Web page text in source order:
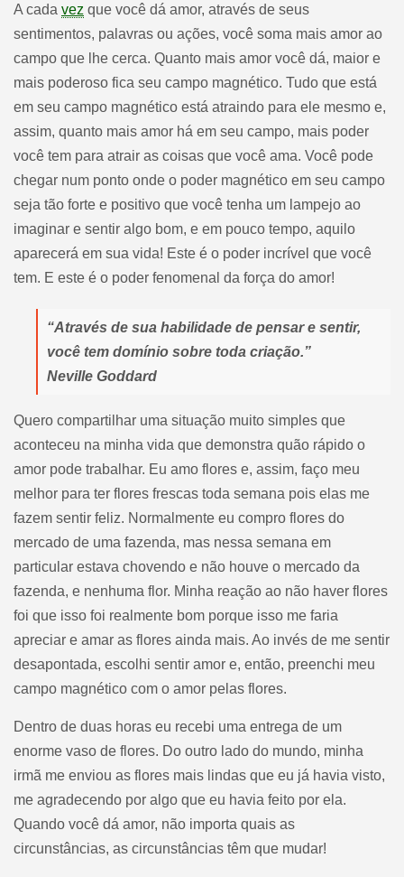
A cada vez que você dá amor, através de seus
sentimentos, palavras ou ações, você soma mais amor ao
campo que lhe cerca. Quanto mais amor você dá, maior e
mais poderoso fica seu campo magnético. Tudo que está
em seu campo magnético está atraindo para ele mesmo e,
assim, quanto mais amor há em seu campo, mais poder
você tem para atrair as coisas que você ama. Você pode
chegar num ponto onde o poder magnético em seu campo
seja tão forte e positivo que você tenha um lampejo ao
imaginar e sentir algo bom, e em pouco tempo, aquilo
aparecerá em sua vida! Este é o poder incrível que você
tem. E este é o poder fenomenal da força do amor!
“Através de sua habilidade de pensar e sentir,
você tem domínio sobre toda criação.”
Neville Goddard
Quero compartilhar uma situação muito simples que
aconteceu na minha vida que demonstra quão rápido o
amor pode trabalhar. Eu amo flores e, assim, faço meu
melhor para ter flores frescas toda semana pois elas me
fazem sentir feliz. Normalmente eu compro flores do
mercado de uma fazenda, mas nessa semana em
particular estava chovendo e não houve o mercado da
fazenda, e nenhuma flor. Minha reação ao não haver flores
foi que isso foi realmente bom porque isso me faria
apreciar e amar as flores ainda mais. Ao invés de me sentir
desapontada, escolhi sentir amor e, então, preenchi meu
campo magnético com o amor pelas flores.
Dentro de duas horas eu recebi uma entrega de um
enorme vaso de flores. Do outro lado do mundo, minha
irmã me enviou as flores mais lindas que eu já havia visto,
me agradecendo por algo que eu havia feito por ela.
Quando você dá amor, não importa quais as
circunstâncias, as circunstâncias têm que mudar!